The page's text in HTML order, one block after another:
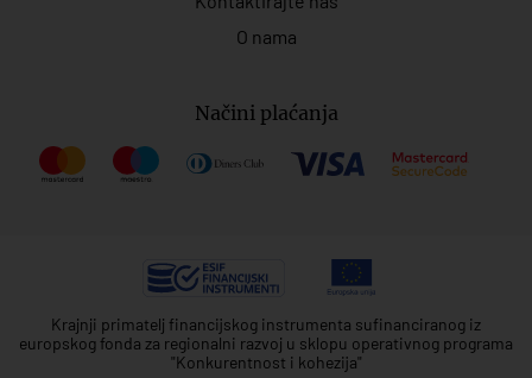
O nama
Načini plaćanja
Krajnji primatelj financijskog instrumenta sufinanciranog iz
europskog fonda za regionalni razvoj u sklopu operativnog programa
"Konkurentnost i kohezija"